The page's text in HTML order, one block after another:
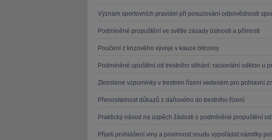
Význam sportovních pravidel při posuzování odpovědnosti
Podmíněné propuštění ve světle zásady ústnosti a přímosti
Poučení z krizového vývoje v kauze bitcoiny
Podmíněné upuštění od trestního stíhání: racionální odklon u
Zkreslené vzpomínky v trestním řízení vedeném pro pohlavní
Přenositelnost důkazů z daňového do trestního řízení
Praktický návod na úspěch žádosti o podmíněné propuštění
Přijetí prohlášení viny a povinnost soudu vypořádat námitky